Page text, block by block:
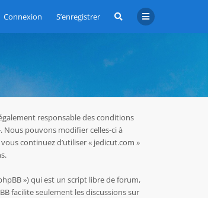
Connexion S’enregistrer
responsable des conditions
Nous pouvons modifier celles-ci à
continuez d’utiliser « jedicut.com »
») qui est un script libre de forum,
facilite seulement les discussions sur